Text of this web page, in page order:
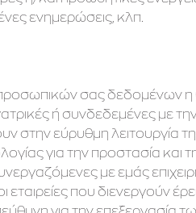
ενημερώσεις, κλπ.
σας δεδομένων η
ή συνδεδεμένες με την
στην εύρυθμη λειτουργία
για την προστασία και
με εμάς
που διενεργούν